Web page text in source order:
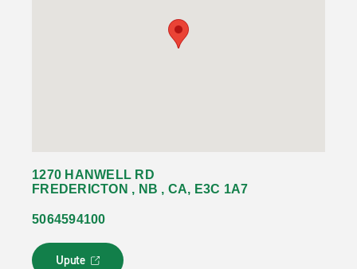
1270 HANWELL RD
FREDERICTON , NB , CA, E3C 1A7
5064594100
Upute
L